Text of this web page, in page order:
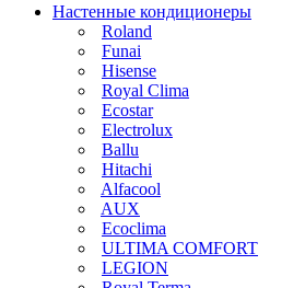
Настенные кондиционеры
Roland
Funai
Hisense
Royal Clima
Ecostar
Electrolux
Ballu
Hitachi
Alfacool
AUX
Ecoclima
ULTIMA COMFORT
LEGION